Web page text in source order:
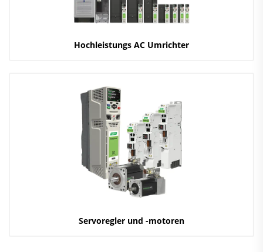
Hochleistungs AC Umrichter
Servoregler und -motoren